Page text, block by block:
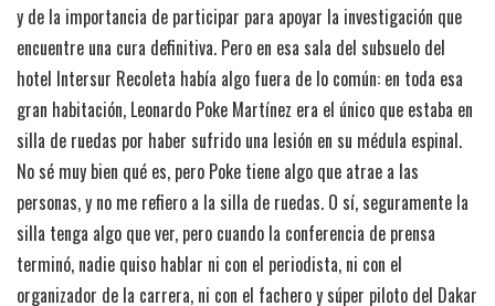
y de la importancia de participar para apoyar la investigación que
encuentre una cura definitiva. Pero en esa sala del subsuelo del
hotel Intersur Recoleta había algo fuera de lo común: en toda esa
gran habitación, Leonardo Poke Martínez era el único que estaba en
silla de ruedas por haber sufrido una lesión en su médula espinal.
No sé muy bien qué es, pero Poke tiene algo que atrae a las
personas, y no me refiero a la silla de ruedas. O sí, seguramente la
silla tenga algo que ver, pero cuando la conferencia de prensa
terminó, nadie quiso hablar ni con el periodista, ni con el
organizador de la carrera, ni con el fachero y súper piloto del Dakar